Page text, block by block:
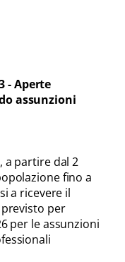
- Aperte
assunzioni
a partire dal 2
fino a
a ricevere il
per
per le assunzioni